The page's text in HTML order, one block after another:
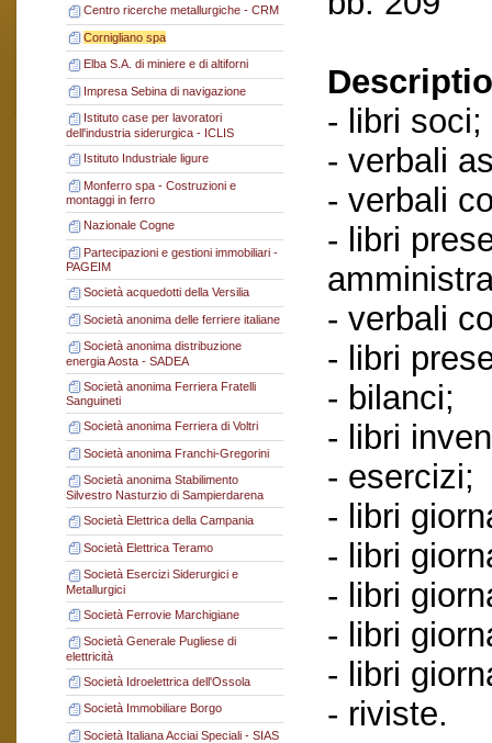
Centro ricerche metallurgiche - CRM
Cornigliano spa
Elba S.A. di miniere e di altiforni
Impresa Sebina di navigazione
Istituto case per lavoratori
dell'industria siderurgica - ICLIS
Istituto Industriale ligure
Monferro spa - Costruzioni e
montaggi in ferro
Nazionale Cogne
Partecipazioni e gestioni immobiliari -
PAGEIM
Società acquedotti della Versilia
Società anonima delle ferriere italiane
Società anonima distribuzione
energia Aosta - SADEA
Società anonima Ferriera Fratelli
Sanguineti
Società anonima Ferriera di Voltri
Società anonima Franchi-Gregorini
Società anonima Stabilimento
Silvestro Nasturzio di Sampierdarena
Società Elettrica della Campania
Società Elettrica Teramo
Società Esercizi Siderurgici e
Metallurgici
Società Ferrovie Marchigiane
Società Generale Pugliese di
elettricità
Società Idroelettrica dell'Ossola
Società Immobiliare Borgo
Società Italiana Acciai Speciali - SIAS
- libri soci;
- verbali
- verbali
- libri
- verbali
- libri
- bilanci;
- libri
- esercizi;
- libri
- libri
- libri
- libri
- libri
- riviste.